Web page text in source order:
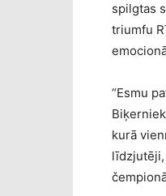
spilgtas
triumfu
“Esmu
kurā
līdzjutēji,